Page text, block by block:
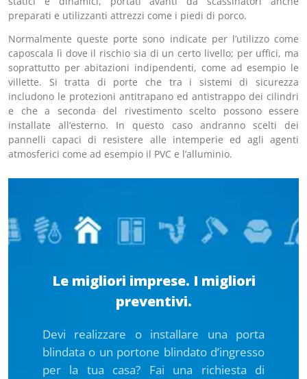
preparati e utilizzanti attrezzi come i piedi di porco.
Normalmente queste porte sono indicate per l’utilizzo come
caposcala lì dove il rischio sia di un certo livello; per uffici, ma
soprattutto per abitazioni indipendenti, come ad esempio le
villette. Si tratta di porte che tra i sistemi di sicurezza
includono le protezioni antitrapano ed antistrappo dei cilindri
e che a seconda del rivestimento scelto possono essere
installate all’esterno. In questo caso andranno scelti dei
pannelli capaci di resistere alle intemperie ed agli agenti
atmosferici come ad esempio il PVC e l’alluminio.
Le migliori imprese. I migliori
preventivi.
Devi realizzare o installare una porta
blindata o un portone blindato d’ingresso
per la tua casa? Fai una richiesta di